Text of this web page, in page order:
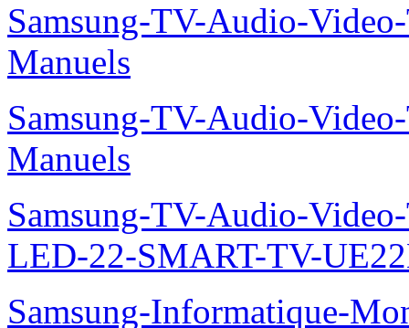
Samsung-TV-Audio-
Manuels
Samsung-TV-Audio-
Manuels
Samsung-TV-Audio-
LED-22-SMART-TV-
Samsung-Informatique-